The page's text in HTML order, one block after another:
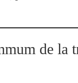
TEAM AURORA
de la